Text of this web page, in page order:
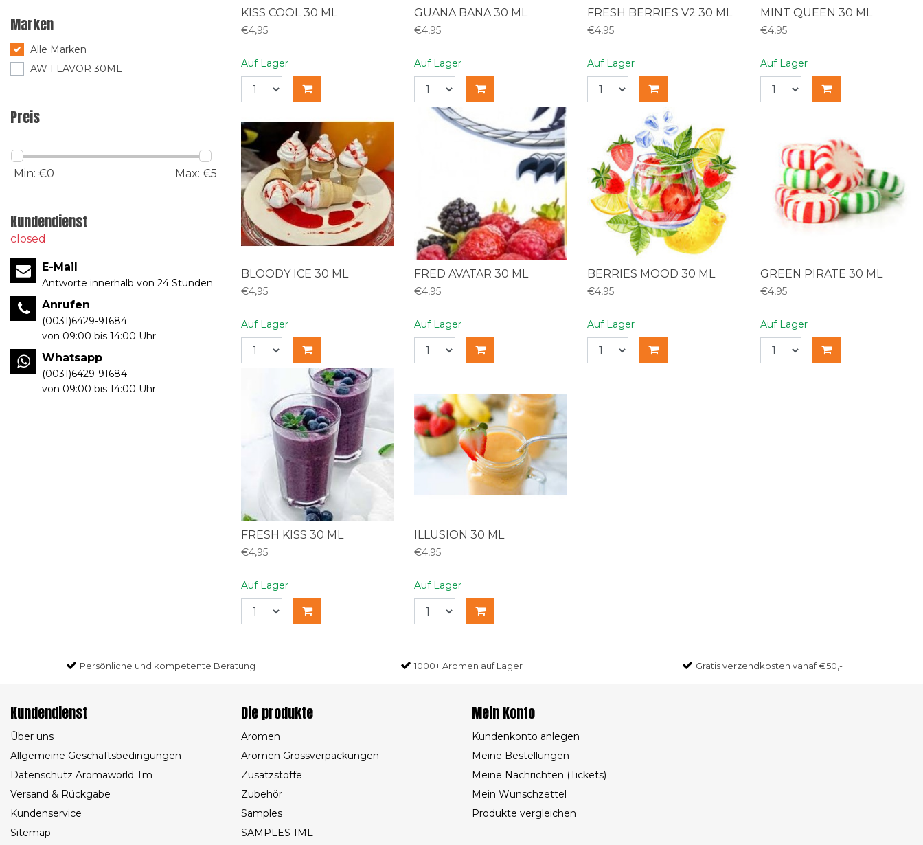
Marken
Alle Marken
AW FLAVOR 30ML
Preis
Min: €0 Max: €5
Kundendienst
closed
E-Mail
Antworte innerhalb von 24 Stunden
Anrufen
(0031)6429-91684
von 09:00 bis 14:00 Uhr
Whatsapp
(0031)6429-91684
von 09:00 bis 14:00 Uhr
KISS COOL 30 ML
€4,95
Auf Lager
GUANA BANA 30 ML
€4,95
Auf Lager
FRESH BERRIES V2 30 ML
€4,95
Auf Lager
MINT QUEEN 30 ML
€4,95
Auf Lager
BLOODY ICE 30 ML
€4,95
Auf Lager
FRED AVATAR 30 ML
€4,95
Auf Lager
BERRIES MOOD 30 ML
€4,95
Auf Lager
GREEN PIRATE 30 ML
€4,95
Auf Lager
FRESH KISS 30 ML
€4,95
Auf Lager
ILLUSION 30 ML
€4,95
Auf Lager
Persönliche und kompetente Beratung 1000+ Aromen auf Lager Gratisverzendkosten vanaf €50,-
Kundendienst
Über uns
Allgemeine Geschäftsbedingungen
Datenschutz Aromaworld Tm
Versand & Rückgabe
Kundenservice
Sitemap
Die produkte
Aromen
Aromen Grossverpackungen
Zusatzstoffe
Zubehör
Samples
SAMPLES 1ML
Mein Konto
Kundenkonto anlegen
Meine Bestellungen
Meine Nachrichten (Tickets)
Mein Wunschzettel
Produkte vergleichen